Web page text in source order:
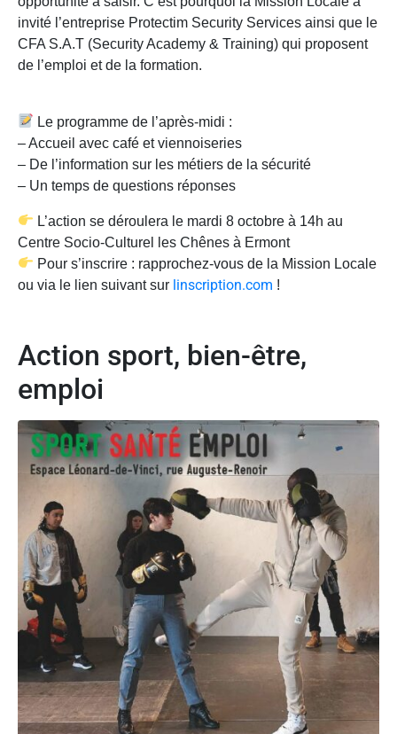
invité l’entreprise Protectim Security Services ainsi que le
CFA S.A.T (Security Academy & Training) qui proposent
de l’emploi et de la formation.
Le programme de l’après-midi :
– Accueil avec café et viennoiseries
– De l’information sur les métiers de la sécurité
– Un temps de questions réponses
L’action se déroulera le mardi 8 octobre à 14h au
Centre Socio-Culturel les Chênes à Ermont
Pour s’inscrire : rapprochez-vous de la Mission Locale
ou via le lien suivant sur linscription.com !
Action sport, bien-être,
emploi